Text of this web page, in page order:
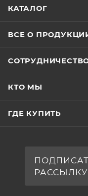
КАТАЛОГ
ВСЕ О
КТО МЫ
ГДЕ КУПИТЬ
РАССЫЛКУ